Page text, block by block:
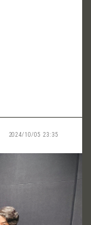
2024/10/05 23:35